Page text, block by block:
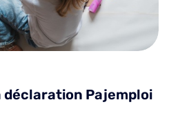
déclaration Pajemploi